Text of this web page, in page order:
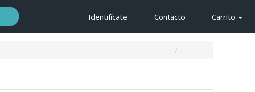
Identifícate Contacto Carrito